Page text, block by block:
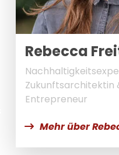
Rebecca
Zukunftsarchitektin
Entrepreneur
Mehr über